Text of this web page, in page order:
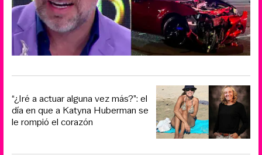
“¿Iré a actuar alguna vez más?”: el
día en que a Katyna Huberman se
le rompió el corazón